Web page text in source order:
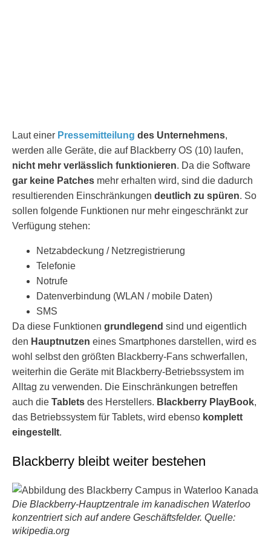
Laut einer Pressemitteilung des Unternehmens,
werden alle Geräte, die auf Blackberry OS (10) laufen,
nicht mehr verlässlich funktionieren. Da die Software
gar keine Patches mehr erhalten wird, sind die dadurch
resultierenden Einschränkungen deutlich zu spüren. So
sollen folgende Funktionen nur mehr eingeschränkt zur
Verfügung stehen:
Netzabdeckung / Netzregistrierung
Telefonie
Notrufe
Datenverbindung (WLAN / mobile Daten)
SMS
Da diese Funktionen grundlegend sind und eigentlich
den Hauptnutzen eines Smartphones darstellen, wird es
wohl selbst den größten Blackberry-Fans schwerfallen,
weiterhin die Geräte mit Blackberry-Betriebssystem im
Alltag zu verwenden. Die Einschränkungen betreffen
auch die Tablets des Herstellers. Blackberry PlayBook,
das Betriebssystem für Tablets, wird ebenso komplett
eingestellt.
Blackberry bleibt weiter bestehen
Die Blackberry-Hauptzentrale im kanadischen Waterloo
konzentriert sich auf andere Geschäftsfelder. Quelle:
wikipedia.org